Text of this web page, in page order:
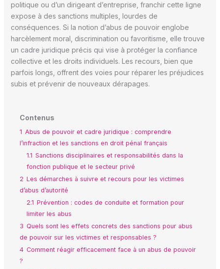
politique ou d’un dirigeant d’entreprise, franchir cette ligne
expose à des sanctions multiples, lourdes de
conséquences. Si la notion d’abus de pouvoir englobe
harcèlement moral, discrimination ou favoritisme, elle trouve
un cadre juridique précis qui vise à protéger la confiance
collective et les droits individuels. Les recours, bien que
parfois longs, offrent des voies pour réparer les préjudices
subis et prévenir de nouveaux dérapages.
Contenus
1 Abus de pouvoir et cadre juridique : comprendre
l’infraction et les sanctions en droit pénal français
1.1 Sanctions disciplinaires et responsabilités dans la
fonction publique et le secteur privé
2 Les démarches à suivre et recours pour les victimes
d’abus d’autorité
2.1 Prévention : codes de conduite et formation pour
limiter les abus
3 Quels sont les effets concrets des sanctions pour abus
de pouvoir sur les victimes et responsables ?
4 Comment réagir efficacement face à un abus de pouvoir
?